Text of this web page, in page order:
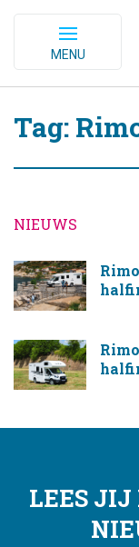
MENU
Tag:
NIEUWS
LEES JIJ